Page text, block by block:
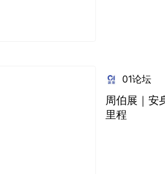
01论坛
周伯展｜安
里程